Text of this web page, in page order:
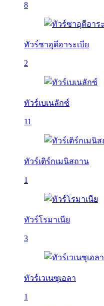
8
ทัวร์ซาอุดีอาระเบีย
2
ทัวร์เบเนลักซ์
11
ทัวร์เติร์กเมนิสถาน
1
ทัวร์โรมาเนีย
3
ทัวร์เวเนซุเอลา
1